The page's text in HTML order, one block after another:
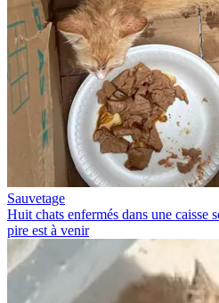
Sauvetage
Huit chats enfermés dans une caisse
pire est à venir